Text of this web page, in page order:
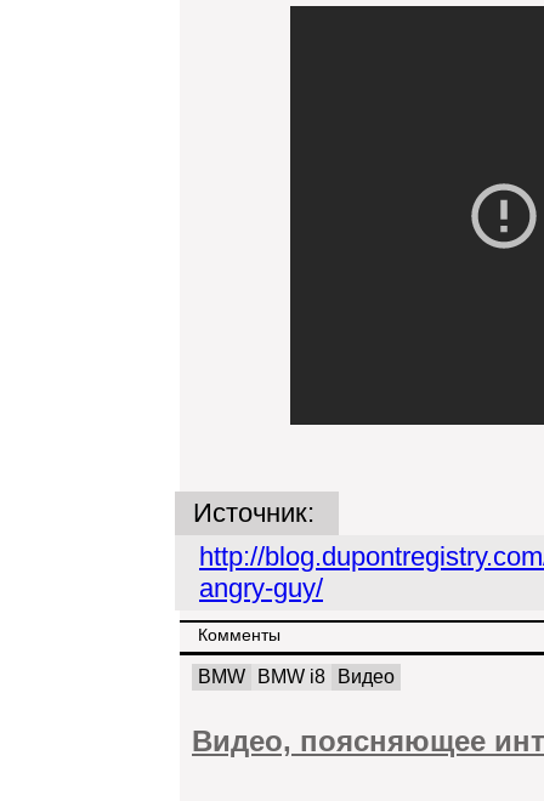
Источник:
http://
angry-guy/
Комменты
BMW BMW i8 Видео
Видео, поясняющее